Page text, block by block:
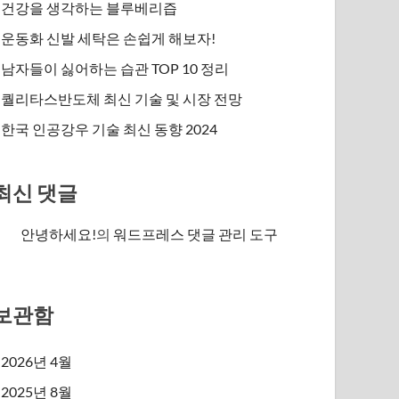
건강을 생각하는 블루베리즙
운동화 신발 세탁은 손쉽게 해보자!
남자들이 싫어하는 습관 TOP 10 정리
퀄리타스반도체 최신 기술 및 시장 전망
한국 인공강우 기술 최신 동향 2024
신 댓글
안녕하세요!의워드프레스 댓글 관리 도구
관함
2026년 4월
2025년 8월